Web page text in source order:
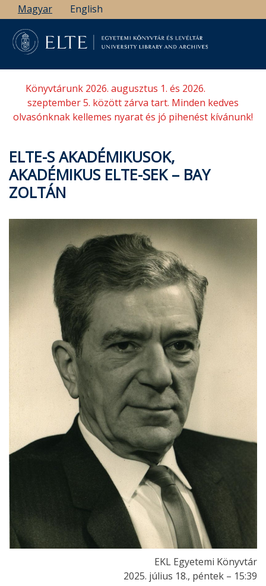
Ugrás
a
tartalomra
Magyar English
Könyvtárunk 2026. augusztus 1. és 2026.
szeptember 5. között zárva tart. Minden kedves
olvasónknak kellemes nyarat és jó pihenést kívánunk!
ELTE-S AKADÉMIKUSOK,
AKADÉMIKUS ELTE-SEK – BAY
ZOLTÁN
EKL Egyetemi Könyvtár
2025. július 18., péntek – 15:39